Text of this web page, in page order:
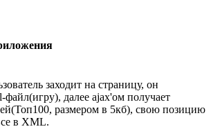
заходит на страницу, он
файл(игру), далее ajax'ом получает
размером в 5кб), свою позицию
в XML.